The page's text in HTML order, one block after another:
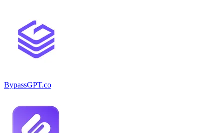
BypassGPT.co